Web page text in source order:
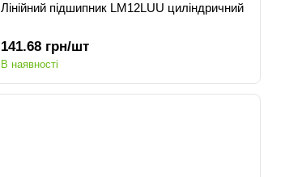
Лінійний підшипник LM12LUU циліндричний
141.68 грн/шт
В наявності